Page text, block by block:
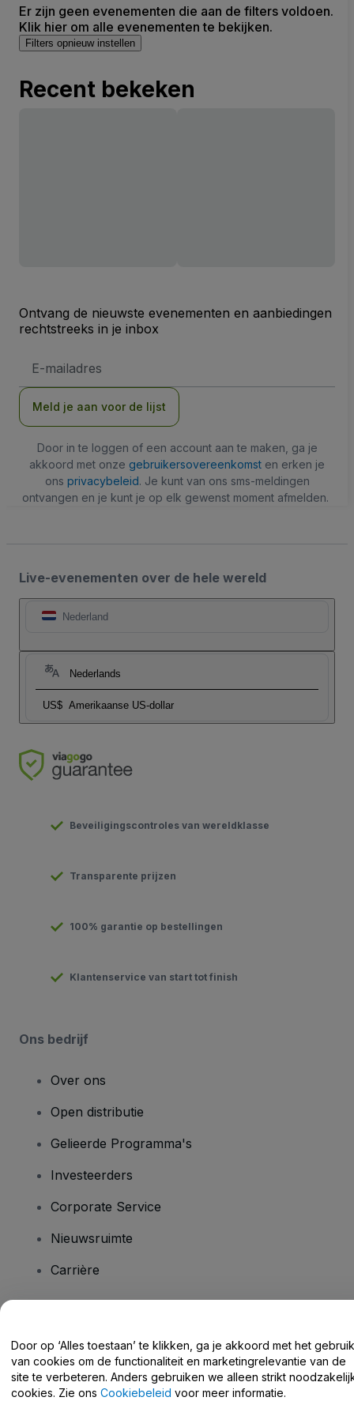
Er zijn geen evenementen die aan de filters voldoen.
Klik hier om alle evenementen te bekijken.
Filters opnieuw instellen
Recent bekeken
Ontvang de nieuwste evenementen en aanbiedingen
rechtstreeks in je inbox
mailadres
Meld je aan voor de lijst
Door in te loggen of een account aan te maken, ga je
akkoord met onze gebruikersovereenkomst en erken je
ons privacybeleid. Je kunt van ons sms-meldingen
ontvangen en je kunt je op elk gewenst moment afmelden.
Live-evenementen over de hele wereld
Nederland
Nederlands
US$ Amerikaanse US-dollar
Beveiligingscontroles van wereldklasse
Transparente prijzen
100% garantie op bestellingen
Klantenservice van start tot finish
Ons bedrijf
Over ons
Open distributie
Gelieerde Programma's
Investeerders
Corporate Service
Nieuwsruimte
Carrière
Helpcentrum / Neem Contact Met Ons Op
Door op ‘Alles toestaan’ te klikken, ga je akkoord met het gebruik
van cookies om de functionaliteit en marketingrelevantie van de
site te verbeteren. Anders gebruiken we alleen strikt
cookies. Zie ons Cookiebeleid voor meer informatie.